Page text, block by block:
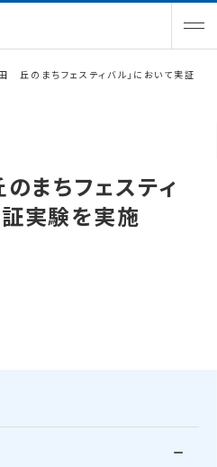
丘のまちフェスティバル」において実証
まちフェスティ
実験を実施